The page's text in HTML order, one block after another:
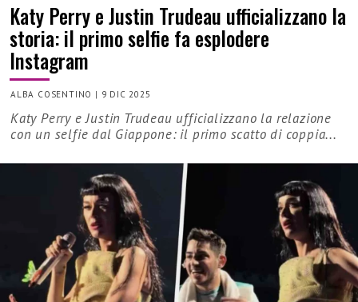
Katy Perry e Justin Trudeau ufficializzano la
storia: il primo selfie fa esplodere
Instagram
ALBA COSENTINO | 9 DIC 2025
Katy Perry e Justin Trudeau ufficializzano la relazione
con un selfie dal Giappone: il primo scatto di coppia...